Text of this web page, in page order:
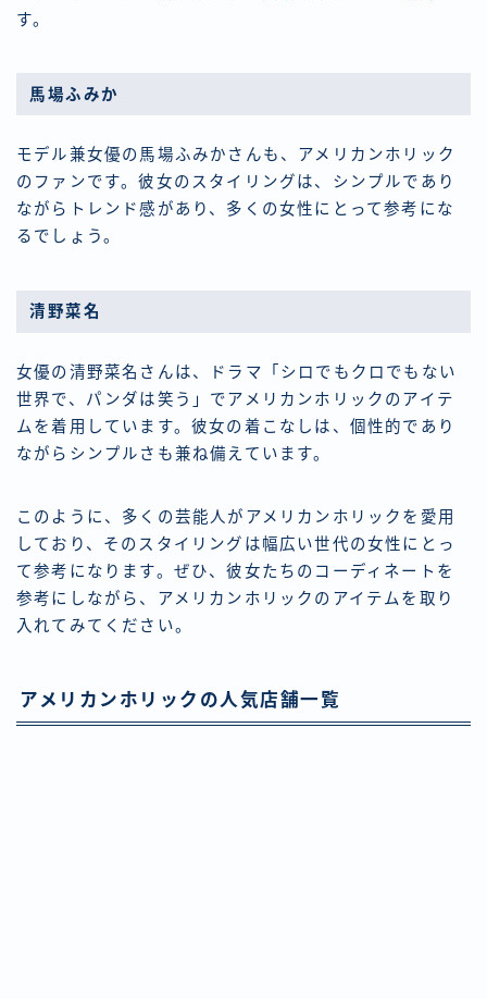
す。
馬場ふみか
モデル兼女優の馬場ふみかさんも、アメリカンホリック
のファンです。彼女のスタイリングは、シンプルであり
ながらトレンド感があり、多くの女性にとって参考にな
るでしょう。
清野菜名
女優の清野菜名さんは、ドラマ「シロでもクロでもない
世界で、パンダは笑う」でアメリカンホリックのアイテ
ムを着用しています。彼女の着こなしは、個性的であり
ながらシンプルさも兼ね備えています。
このように、多くの芸能人がアメリカンホリックを愛用
しており、そのスタイリングは幅広い世代の女性にとっ
て参考になります。ぜひ、彼女たちのコーディネートを
参考にしながら、アメリカンホリックのアイテムを取り
入れてみてください。
アメリカンホリックの人気店舗一覧